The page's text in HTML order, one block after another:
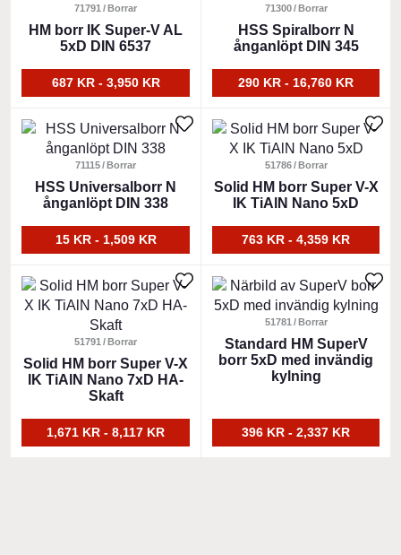
på
produktsidan
produktsidan
71791 Borrar
HM borr IK Super-V AL
5xD DIN 6537
687 KR - 3,950 KR
produkten
har
varianter.
alternativen
produktsidan
71300 Borrar
HSS Spiralborr N
ånganlöpt DIN 345
290 KR - 16,760 KR
produkten
flera
varianter.
alternativen
kan
på
produktsidan
71115 Borrar
HSS Universalborr N
ånganlöpt DIN 338
15 KR - 1,509 KR
Den
produkten
har
flera
varianter.
alternativen
kan
produktsidan
51786 Borrar
Solid HM borr Super V-X
IK TiAlN Nano 5xD
763 KR - 4,359 KR
Den
här
produkten
har
flera
varianter.
alternativen
kan
på
produktsidan
51791 Borrar
Solid HM borr Super V-X
IK TiAlN Nano 7xD HA-
Skaft
1,671 KR - 8,117 KR
Den
här
flera
varianter.
olika
alternativen
51781 Borrar
Standard HM SuperV
borr 5xD med invändig
kylning
396 KR - 2,337 KR
Den
här
produkten
har
flera
olika